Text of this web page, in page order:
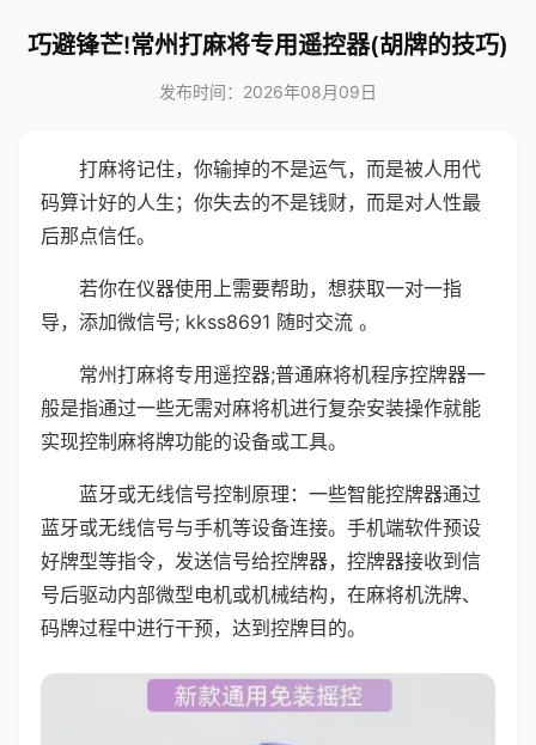
巧避锋芒!常州打麻将专用遥控器(胡牌的技巧)
发布时间：2026年08月09日
打麻将记住，你输掉的不是运气，而是被人用代
码算计好的人生；你失去的不是钱财，而是对人性最
后那点信任。
若你在仪器使用上需要帮助，想获取一对一指
导，添加微信号; kkss8691 随时交流 。
常州打麻将专用遥控器;普通麻将机程序控牌器一
般是指通过一些无需对麻将机进行复杂安装操作就能
实现控制麻将牌功能的设备或工具。
蓝牙或无线信号控制原理：一些智能控牌器通过
蓝牙或无线信号与手机等设备连接。手机端软件预设
好牌型等指令，发送信号给控牌器，控牌器接收到信
号后驱动内部微型电机或机械结构，在麻将机洗牌、
码牌过程中进行干预，达到控牌目的。